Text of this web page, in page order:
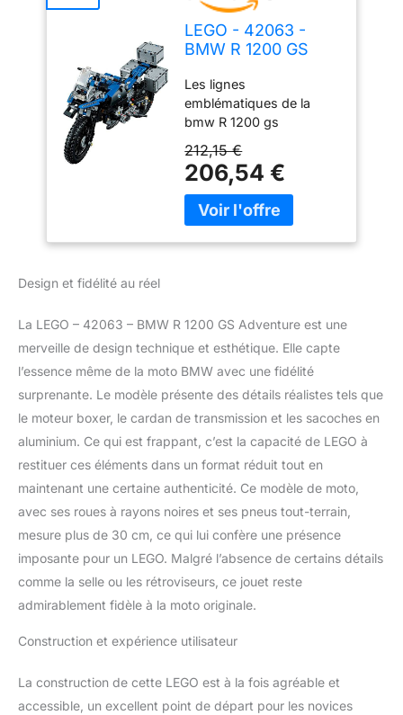
LEGO - 42063 -
BMW R 1200 GS
Les lignes
emblématiques de la
bmw R 1200 gs
construire avec ce
modèle lego Technic 2-
en-1 hautement détaillé,
comprenant diverses
bmw R 1200 gs
Adventure sont à
construire avec ce
modèle lego Technic 2-
comprenant diverses
caractéristiques et
fonctions.
212,15 €
206,54 €
Design et fidélité au réel
La LEGO – 42063 – BMW R 1200 GS Adventure est une
merveille de design technique et esthétique. Elle capte
l’essence même de la moto BMW avec une fidélité
surprenante. Le modèle présente des détails réalistes tels que
le moteur boxer, le cardan de transmission et les sacoches en
aluminium. Ce qui est frappant, c’est la capacité de LEGO à
restituer ces éléments dans un format réduit tout en
maintenant une certaine authenticité. Ce modèle de moto,
avec ses roues à rayons noires et ses pneus tout-terrain,
mesure plus de 30 cm, ce qui lui confère une présence
imposante pour un LEGO. Malgré l’absence de certains détails
comme la selle ou les rétroviseurs, ce jouet reste
admirablement fidèle à la moto originale.
Construction et expérience utilisateur
La construction de cette LEGO est à la fois agréable et
accessible, un excellent point de départ pour les novices